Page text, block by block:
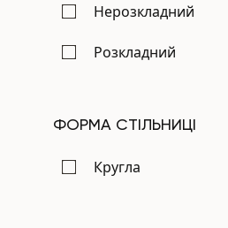
Нерозкладний
Розкладний
ФОРМА СТІЛЬНИЦІ
Кругла